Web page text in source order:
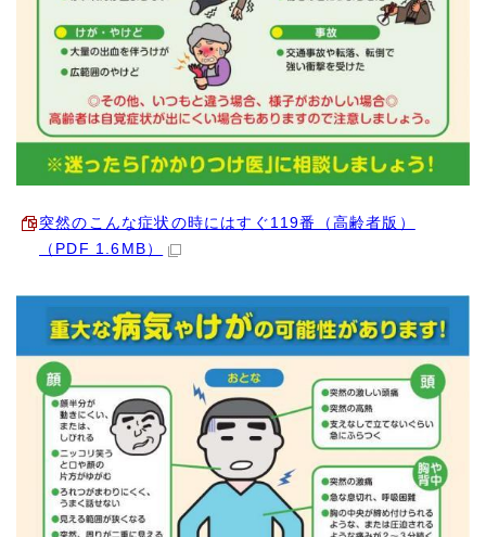
突然のこんな症状の時にはすぐ119番（高齢者版）
（PDF 1.6MB）